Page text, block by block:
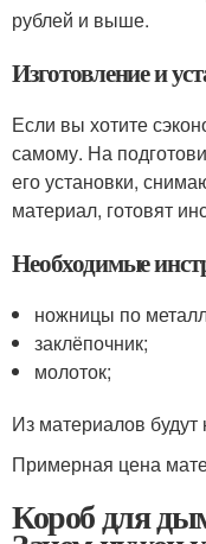
рублей и выше.
Изготовление и
Если вы хотите
самому. На
его установки,
материал, готовят
Необходимые
ножницы по
заклёпочник;
молоток;
Из материалов
Примерная цена
Короб для